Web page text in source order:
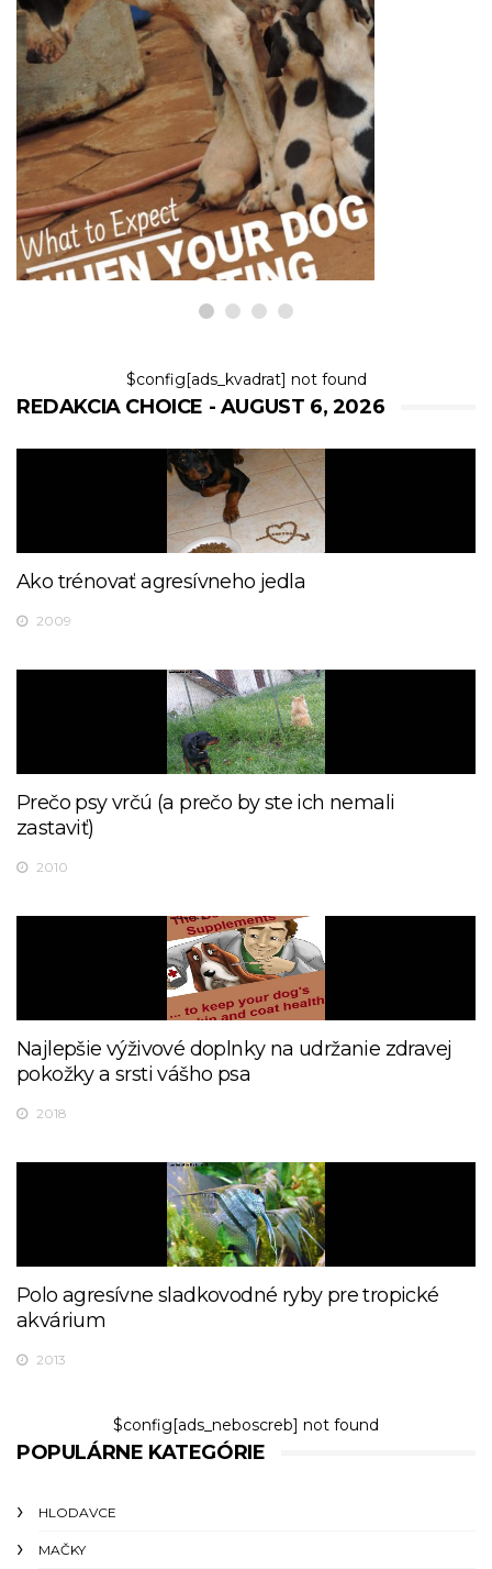
PSY
Čo môžete očakávať, keď váš
tehotný pes čaká šteniatka
6,2026
$config[ads_kvadrat] not found
REDAKCIA CHOICE - AUGUST 6, 2026
Ako trénovať agresívneho jedla
2009
Prečo psy vrčú (a prečo by ste ich nemali
zastaviť)
2010
Najlepšie výživové doplnky na udržanie zdravej
pokožky a srsti vášho psa
2018
Polo agresívne sladkovodné ryby pre tropické
akvárium
2013
$config[ads_neboscreb] not found
POPULÁRNE KATEGÓRIE
HLODAVCE
MAČKY